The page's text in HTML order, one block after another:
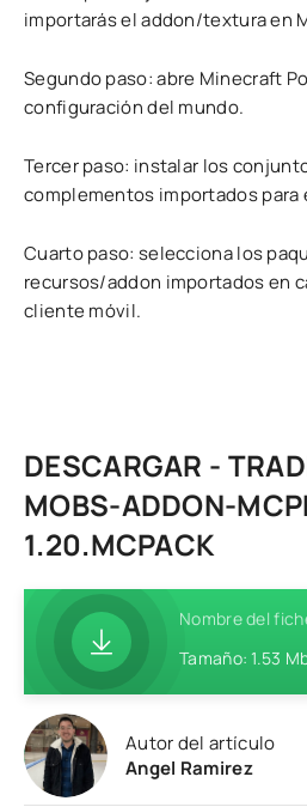
importarás el addon/textura en
Segundo paso: abre Minecraft
configuración del mundo.
Tercer paso: instalar los
complementos importados para
Cuarto paso: selecciona los
recursos/addon importados en
cliente móvil.
DESCARGAR -
MOBS-ADDON-
1.20.MCPACK
Tamaño: 1.53
Autor del artículo
Angel Ramirez